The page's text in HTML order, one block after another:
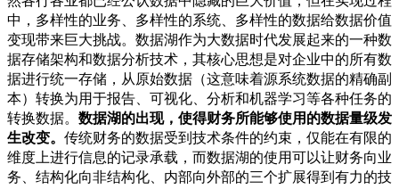
中，多样性的业务、多样性的系统、多样性的数据给数据价值
变现带来巨大挑战。数据湖作为大数据时代发展起来的一种数
据存储架构和数据分析技术，其核心思想是对企业中的所有数
据进行统一存储，从原始数据（这意味着源系统数据的精确副
本）转换为用于报告、可视化、分析和机器学习等各种任务的
转换数据。 数据湖的出现，使得财务所能够使用的数据量级发
生改变。 传统财务的数据受到技术条件的约束，仅能在有限的
维度上进行信息的记录承载，而数据湖的使用可以让财务向业
务、结构化向非结构化、内部向外部的三个扩展得到有力的技